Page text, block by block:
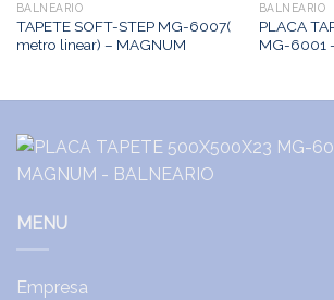
BALNEARIO
TAPETE SOFT-STEP MG-6007(
metro linear) – MAGNUM
BALNEARIO
PLACA
MG-6001
MENU
Empresa